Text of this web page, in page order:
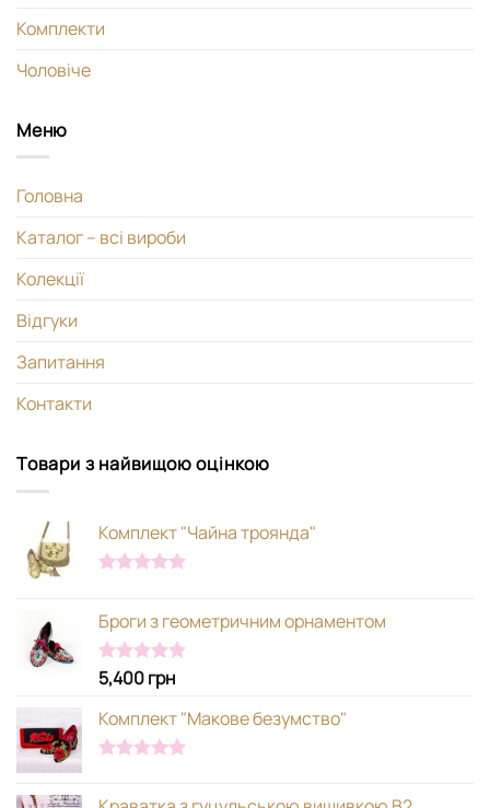
Комплекти
Чоловіче
Меню
Головна
Каталог – всі вироби
Колекції
Відгуки
Запитання
Контакти
Товари з найвищою оцінкою
Комплект "Чайна троянда"
Броги з геометричним орнаментом
Оцінено в
з 5
5,400грн
Комплект "Макове безумство"